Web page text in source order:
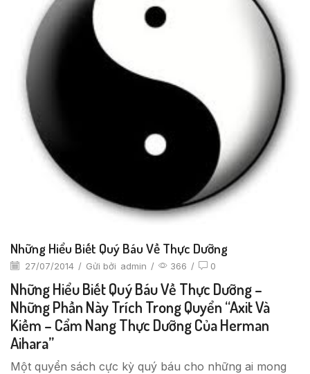
Những Hiểu Biết Quý Báu Về Thực Dưỡng
27/07/2014 / Gửi bởi admin / 366 / 0
Những Hiểu Biết Quý Báu Về Thực Dưỡng –
Những Phần Này Trích Trong Quyển “Axit Và
Kiềm – Cẩm Nang Thực Dưỡng Của Herman
Aihara”
Một quyển sách cực kỳ quý báu cho những ai mong